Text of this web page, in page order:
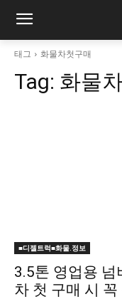
태그 화물차첫구매
Tag: 화물
■디젤트럭■화물.정보
3.5톤 영업용 넘
차 첫 구매 시